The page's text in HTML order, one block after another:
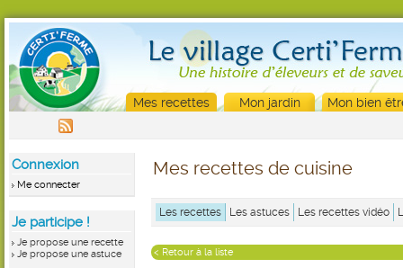
Mes recettes Mon jardin Mon bien
Connexion
Me connecter
Je participe !
Je propose une recette
Je propose une astuce
Mes recettes de cuisine
Les recettes Les astuces Les recettes vidéo
< Retour à la liste